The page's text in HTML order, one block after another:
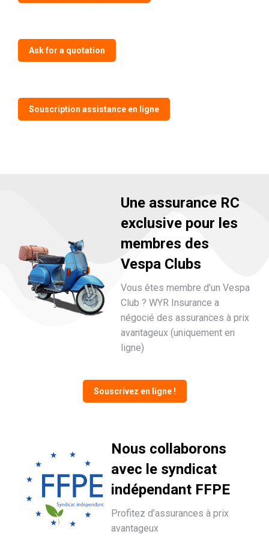
Ask for a quotation
Souscription assistance en ligne
Une assurance RC
exclusive pour les
membres des
Vespa Clubs
Vous êtes membre d’un Vespa
Club ? WYR Insurance a
négocié des assurances à prix
avantageux (uniquement en
ligne)
Souscrivez en ligne !
Nous collaborons
avec le syndicat
indépendant FFPE
Profitez d’assurances à prix
avantageux